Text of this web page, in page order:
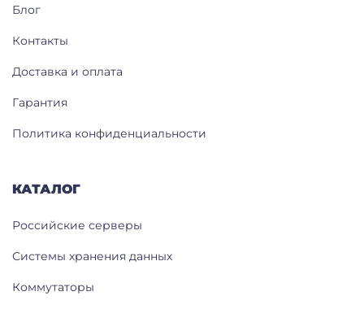
КАТАЛОГ
Российские серверы
Системы хранения данных
Коммутаторы
Блог
Контакты
Доставка и оплата
Гарантия
Политика конфиденциальности